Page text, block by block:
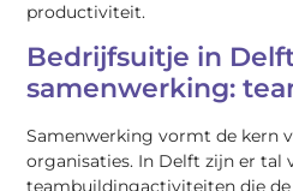
productiviteit.
Bedrijfsuitje in
samenwerking:
Samenwerking vormt de kern
organisaties. In Delft zijn er tal